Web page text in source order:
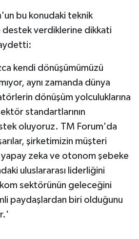
bu konudaki teknik
destek verdiklerine dikkati
kendi dönüşümümüzü
aynı zamanda dünya
dönüşüm yolculuklarına
standartlarının
oluyoruz. TM Forum'da
şirketimizin müşteri
yapay zeka ve otonom şebeke
uluslararası liderliğini
sektörünün geleceğini
paydaşlardan biri olduğunu